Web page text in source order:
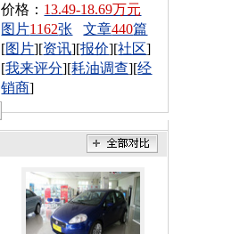
价格： 13.49-18.69万元
图片1162张 文章440篇
[图片][资讯][报价][社区]
[我来评分][耗油调查][经
销商]